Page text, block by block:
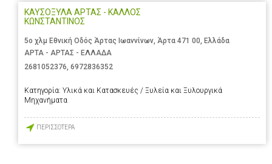
ΚΑΥΣΟΞΥΛΑ ΑΡΤΑΣ - ΚΑΛΛΟΣ
ΚΩΝΣΤΑΝΤΙΝΟΣ
5ο χλμ Εθνική Οδός Άρτας Ιωαννίνων, Άρτα 471 00, Ελλάδα
ΑΡΤΑ - ΑΡΤΑΣ - ΕΛΛΑΔΑ
2681052376, 6972836352
Κατηγορία: Υλικά και Κατασκευές / Ξυλεία και Ξυλουργικά
Μηχανήματα
ΠΕΡΙΣΣΟΤΕΡΑ